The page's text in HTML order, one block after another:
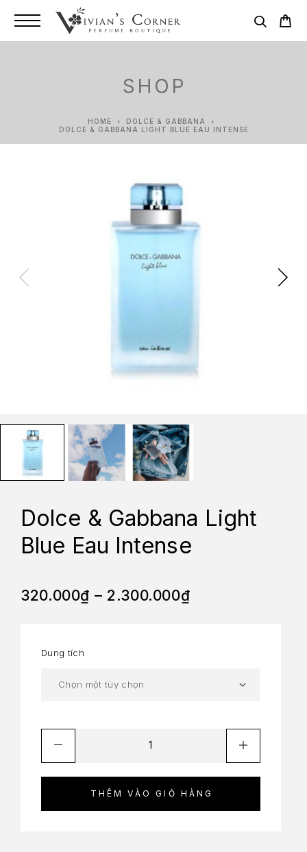
SHOP
HOME
DOLCE & GABBANA
DOLCE & GABBANA LIGHT BLUE EAU INTENSE
Dolce & Gabbana Light
Blue Eau Intense
320.000₫ – 2.300.000₫
Dung tích
THÊM VÀO GIỎ HÀNG